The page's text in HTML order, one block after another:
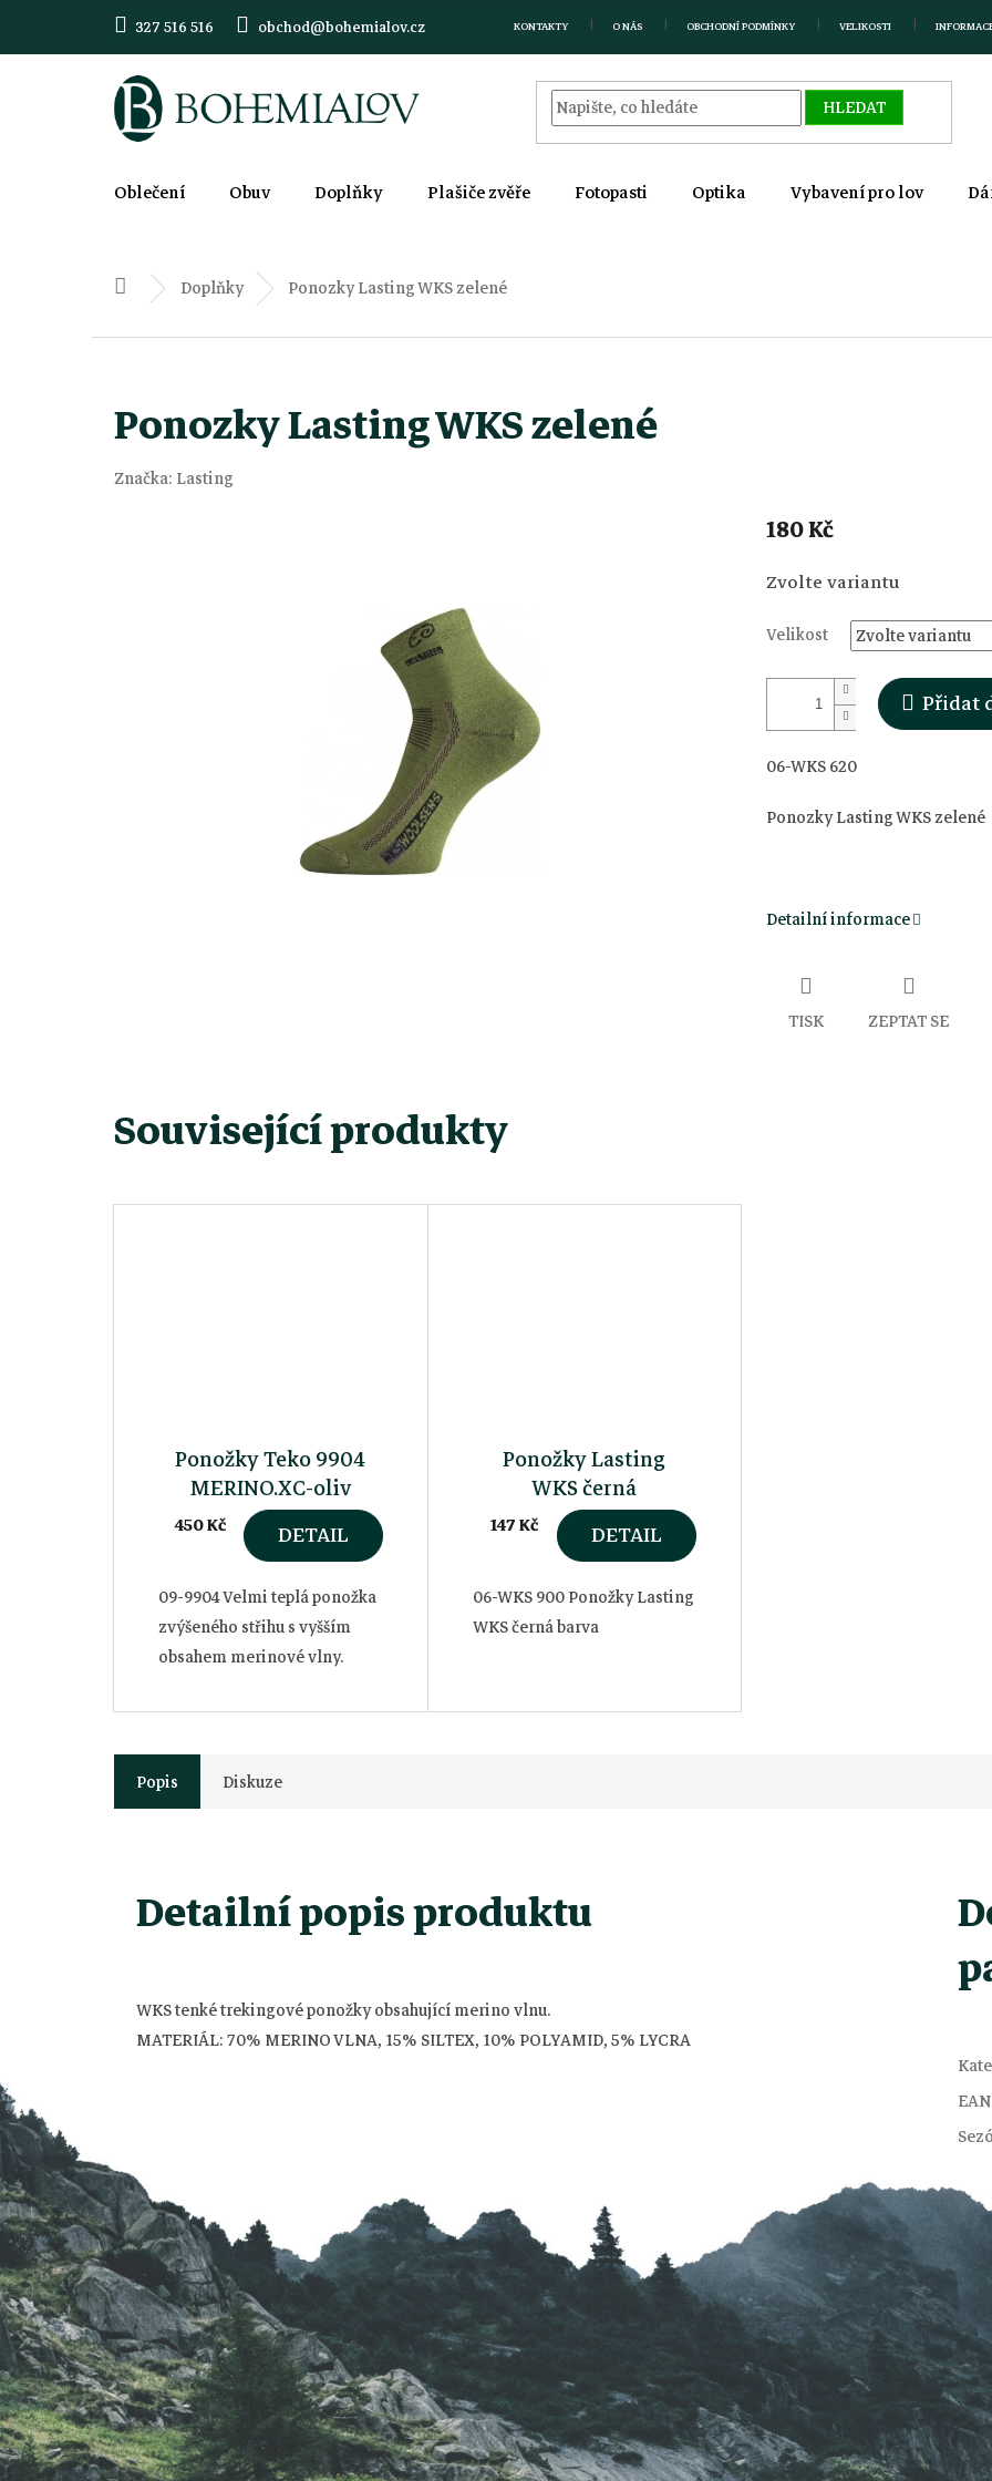
327 516 516 obchod@bohemialov.cz KONTAKTY O NÁS OBCHODNÍ PODMÍNKY VELIKOSTI
HLEDAT
Oblečení Obuv Doplňky Plašiče zvěře Fotopasti Optika Vybavení pro lov
Domů Doplňky Ponozky Lasting WKS zelené
Ponozky Lasting WKS zelené
Značka: Lasting
180 Kč
Měrná
cena:
Zvolte variantu
Velikost
Přidat
06-WKS 620
Ponozky Lasting WKS zelené
Detailní informace
TISK ZEPTAT SE
Související produkty
Ponožky Teko 9904
MERINO.XC-oliv
450 Kč DETAIL
09-9904 Velmi teplá ponožka
zvýšeného střihu s vyšším
obsahem merinové vlny.
Ponožky Lasting
WKS černá
147 Kč DETAIL
06-WKS 900 Ponožky Lasting
WKS černá barva
Popis Diskuze
Detailní popis produktu
WKS tenké trekingové ponožky obsahující merino vlnu.
MATERIÁL: 70% MERINO VLNA, 15% SILTEX, 10% POLYAMID, 5% LYCRA
EAN
p
a
t
í